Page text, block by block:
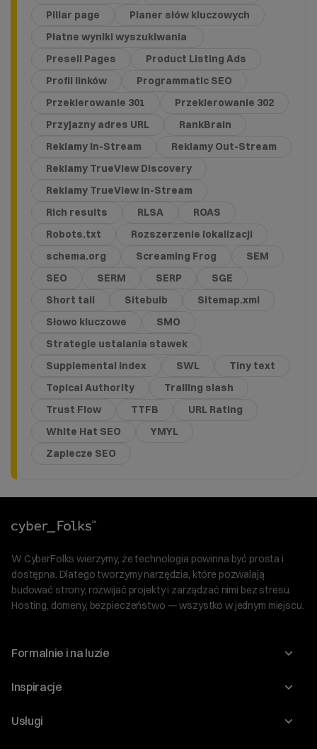
Pillar page
Planer słów kluczowych
Płatne wyniki wyszukiwania
Presell Pages
Product Listing Ads
Profil linków
Programmatic SEO
Przekierowanie 301
Przekierowanie 302
Przyjazny adres URL
RankBrain
Reklamy In-Stream
Reklamy Out-Stream
Reklamy TrueView Discovery
Reklamy TrueView in-Stream
Rich results
RLSA
ROAS
Robots.txt
Rozszerzenie lokalizacji
schema.org
Screaming Frog
SEM
SEO
SERM SERP
SGE
Short tail
Sitebulb
Sitemap.xml
Słowo kluczowe
SMO
Strategie ustalania stawek
Supplemental index
SWL
Tiny text
Topical Authority
Trailing slash
Trust Flow
TTFB
URL Rating
White Hat SEO
YMYL
Zaplecze SEO
W CyberFolks wierzymy, że technologia powinna być prosta i
dostępna. Dlatego tworzymy narzędzia, które pozwalają
budować strony, rozwijać projekty i zarządzać nimi bez stresu.
Hosting, domeny, bezpieczeństwo — wszystko w jednym miejscu.
Formalnie i na luzie
O nas
Program Korzyści dla Inwestorów
Inspiracje
Blog
Usługi